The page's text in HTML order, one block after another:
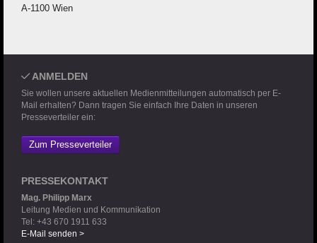
A-1100 Wien
ANMELDEN
Sie wollen unsere aktuellen Medienmitteilungen automatisch per E-
Mail erhalten? Dann tragen Sie einfach Ihre Daten in unseren
Presseverteiler ein:
Zum Presseverteiler
PRESSEKONTAKT
Mag. Philipp Marx
Leitung Medien und Kommunikation
Tel: +43 670 1911 633
E-Mail senden >